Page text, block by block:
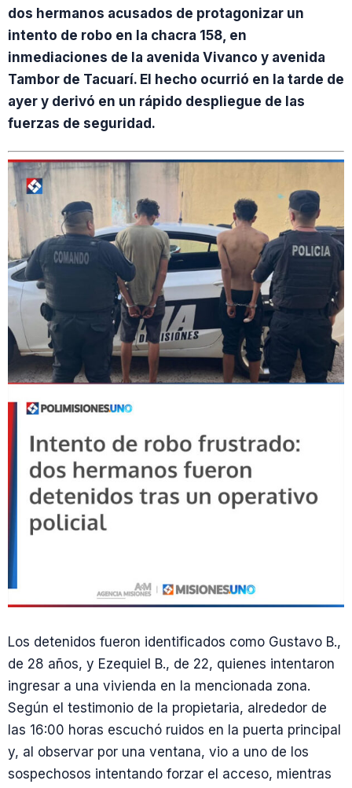
dos hermanos acusados de protagonizar un
intento de robo en la chacra 158, en
inmediaciones de la avenida Vivanco y avenida
Tambor de Tacuarí. El hecho ocurrió en la tarde de
ayer y derivó en un rápido despliegue de las
fuerzas de seguridad.
Los detenidos fueron identificados como Gustavo B.,
de 28 años, y Ezequiel B., de 22, quienes intentaron
ingresar a una vivienda en la mencionada zona.
Según el testimonio de la propietaria, alrededor de
las 16:00 horas escuchó ruidos en la puerta principal
y, al observar por una ventana, vio a uno de los
sospechosos intentando forzar el acceso, mientras